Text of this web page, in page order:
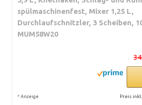
spülmaschinenfest, Mixer 1,25 L,
Durchlaufschnitzler, 3 Scheiben,
MUM58W20
* Anzeige Preis